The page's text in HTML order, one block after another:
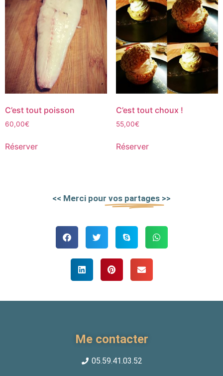
C’est tout poisson
60,00€
Réserver
C’est tout choux !
55,00€
Réserver
<< Merci pour vos partages >>
Me contacter
05.59.41.03.52